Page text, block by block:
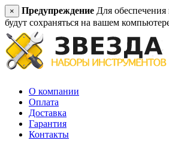
× Предупреждение Для
будут сохраняться на вашем
О компании
Оплата
Доставка
Гарантия
Контакты